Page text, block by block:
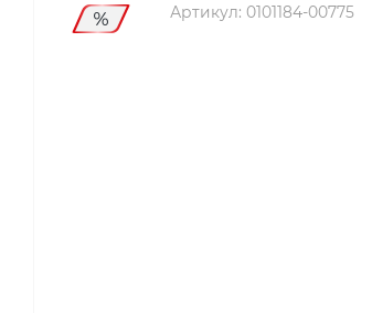
Артикул: 0101184-00775